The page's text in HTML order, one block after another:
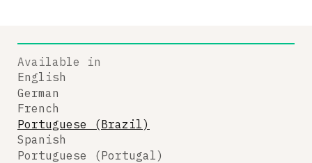
Available in
English
German
French
Portuguese (Brazil)
Spanish
Portuguese (Portugal)